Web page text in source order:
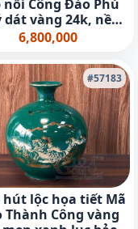
nổi Công Đào Phú
dát vàng 24k, nền
coban cao 35cm
6,800,000
#57183
hút lộc họa tiết Mã
Thành Công vàng